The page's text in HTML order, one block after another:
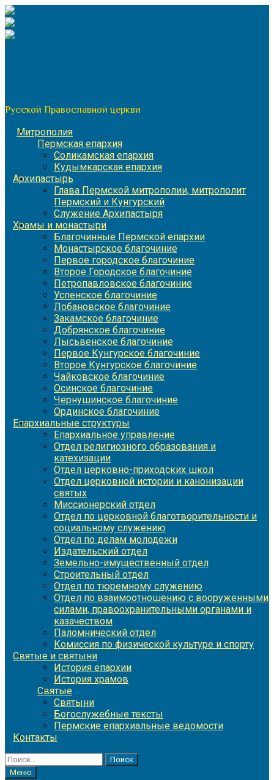
Перейти
к
содержимому
Русской Православной церкви
Митрополия
Пермская епархия
Соликамская епархия
Кудымкарская епархия
Архипастырь
Глава Пермской митрополии, митрополит
Пермский и Кунгурский
Служение Архипастыря
Храмы и монастыри
Благочинные Пермской епархии
Монастырское благочиние
Первое городское благочиние
Второе Городское благочиние
Петропавловское благочиние
Успенское благочиние
Лобановское благочиние
Закамское благочиние
Добрянское благочиние
Лысьвенское благочиние
Первое Кунгурское благочиние
Второе Кунгурское благочиние
Чайковское благочиние
Осинское благочиние
Чернушинское благочиние
Ординское благочиние
Епархиальные структуры
Епархиальное управление
Отдел религиозного образования и
катехизации
Отдел церковно-приходских школ
Отдел церковной истории и канонизации
святых
Миссионерский отдел
Отдел по церковной благотворительности и
социальному служению
Отдел по делам молодежи
Издательский отдел
Земельно-имущественный отдел
Строительный отдел
Отдел по тюремному служению
Отдел по взаимоотношению с вооруженными
силами, правоохранительными органами и
казачеством
Паломнический отдел
Комиссия по физической культуре и спорту
Святые и святыни
История епархии
История храмов
Святые
Святыни
Богослужебные тексты
Пермские епархиальные ведомости
Контакты
Найти:
Меню